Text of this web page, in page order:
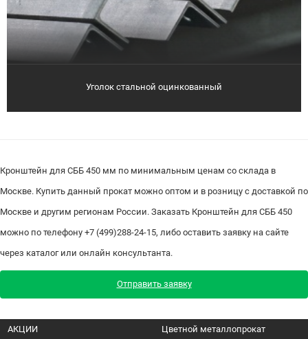
Уголок стальной оцинкованный
Кронштейн для СББ 450 мм по минимальным ценам со склада в
Москве. Купить данный прокат можно оптом и в розницу с доставкой по
Москве и другим регионам России. Заказать Кронштейн для СББ 450
можно по телефону +7 (499)288-24-15, либо оставить заявку на сайте
через каталог или онлайн консультанта.
Отправить заявку
АКЦИИ Цветной металлопрокат